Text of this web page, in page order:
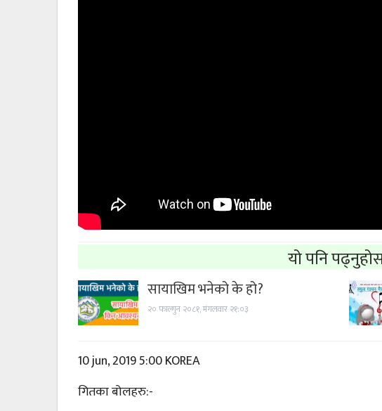
यो पनि
सायाखिम भनेको के हो?
२० फाल्गुन २०८१, मंगलवार २१:०३
10 jun, 2019 5:00 KOREA
गितका बोलहरु:-